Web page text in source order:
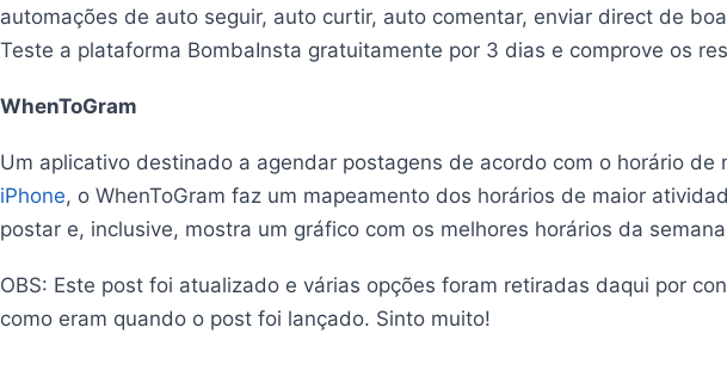
automações de auto seguir, auto curtir, auto comentar, enviar direct de
Teste a plataforma BombaInsta gratuitamente por 3 dias e comprove os
WhenToGram
Um aplicativo destinado a agendar postagens de acordo com o horário
iPhone, o WhenToGram faz um mapeamento dos horários de maior
postar e, inclusive, mostra um gráfico com os melhores horários da
OBS: Este post foi atualizado e várias opções foram retiradas daqui por
como eram quando o post foi lançado. Sinto muito!